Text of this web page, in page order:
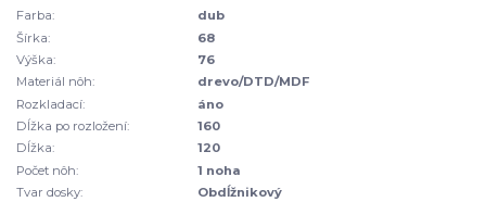
Farba:
dub
Šírka:
68
Výška:
76
Materiál nôh:
drevo/DTD/MDF
Rozkladací:
áno
Dĺžka po rozložení:
160
Dĺžka:
120
Počet nôh:
1 noha
Tvar dosky:
Obdĺžnikový